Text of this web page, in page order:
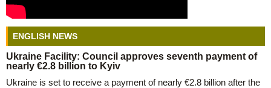
ENGLISH NEWS
Ukraine Facility: Council approves seventh payment of
nearly €2.8 billion to Kyiv
Ukraine is set to receive a payment of nearly €2.8 billion after the